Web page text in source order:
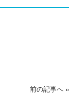
前の記事へ »